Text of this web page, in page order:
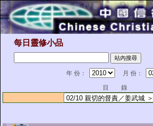
每日靈修小品
年 份：
月 份：
目 錄